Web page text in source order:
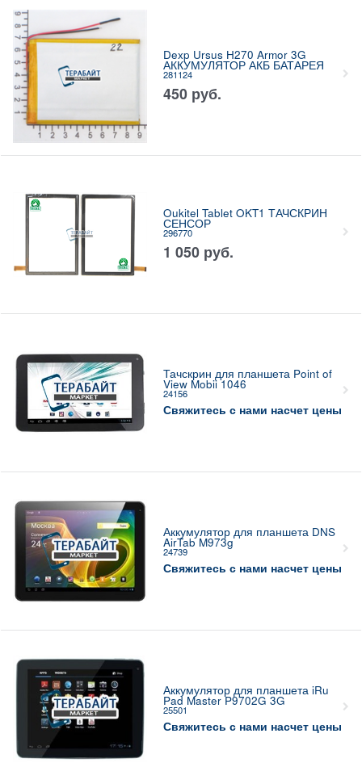
Dexp Ursus H270 Armor 3G
АККУМУЛЯТОР АКБ БАТАРЕЯ
281124
450 руб.
Oukitel Tablet OKT1 ТАЧСКРИН
СЕНСОР
296770
1 050 руб.
Тачскрин для планшета Point of
View Mobii 1046
24156
Свяжитесь с нами насчет цены
Аккумулятор для планшета DNS
AirTab M973g
24739
Свяжитесь с нами насчет цены
Аккумулятор для планшета iRu
Pad Master P9702G 3G
25501
Свяжитесь с нами насчет цены